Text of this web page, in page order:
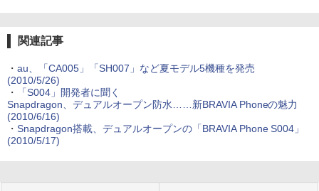
関連記事
・ au、「CA005」「SH007」など夏モデル5機種を発売
(2010/5/26)
・
「S004」開発者に聞く
Snapdragon、デュアルオープン防水……新BRAVIA Phoneの魅力
(2010/6/16)
・ Snapdragon搭載、デュアルオープンの「BRAVIA Phone S004」
(2010/5/17)